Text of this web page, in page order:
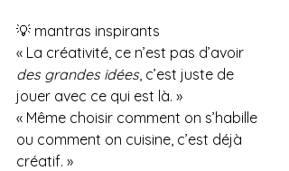
💡 mantras inspirants
« La créativité, ce n’est pas d’avoir
des grandes idées, c’est juste de
jouer avec ce qui est là. »
« Même choisir comment on s’habille
ou comment on cuisine, c’est déjà
créatif. »